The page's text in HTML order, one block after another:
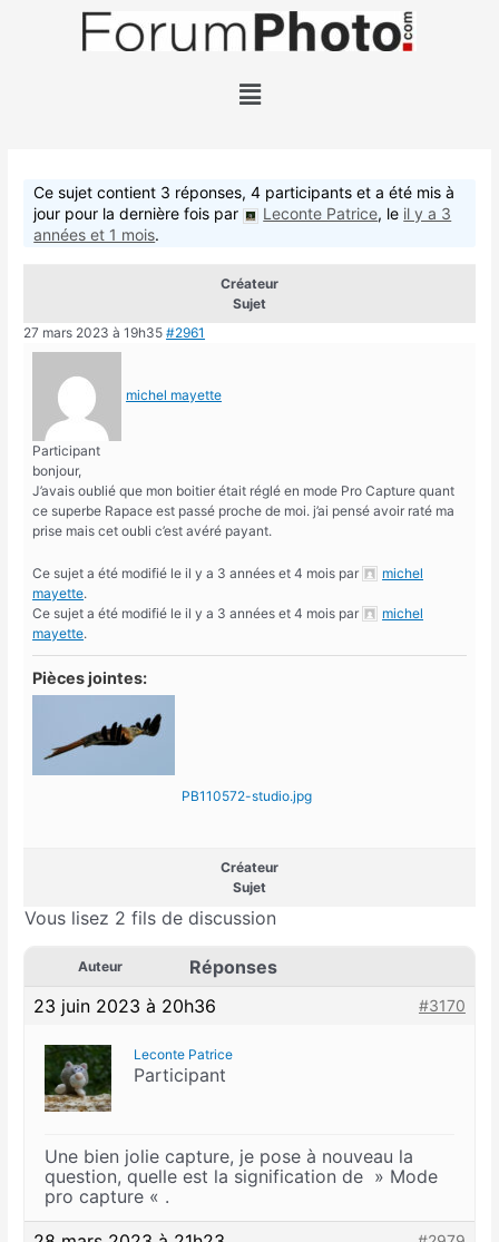
Ce sujet contient 3 réponses, 4 participants et a été mis à
jour pour la dernière fois par
Leconte Patrice, le il y a 3
années et 1 mois.
Créateur
Sujet
27 mars 2023 à 19h35 #2961
michel mayette
Participant
bonjour,
J’avais oublié que mon boitier était réglé en mode Pro Capture quant
ce superbe Rapace est passé proche de moi. j’ai pensé avoir raté ma
prise mais cet oubli c’est avéré payant.
Ce sujet a été modifié le il y a 3 années et 4 mois par
michel
mayette.
Ce sujet a été modifié le il y a 3 années et 4 mois par
michel
mayette.
Pièces jointes:
PB110572-studio.jpg
Créateur
Sujet
Vous lisez 2 fils de discussion
Auteur
Réponses
23 juin 2023 à 20h36
#3170
Leconte Patrice
Participant
Une bien jolie capture, je pose à nouveau la
question, quelle est la signification de » Mode
pro capture « .